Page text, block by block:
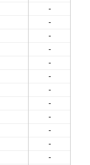
-
-
-
-
-
-
-
-
-
-
-
-